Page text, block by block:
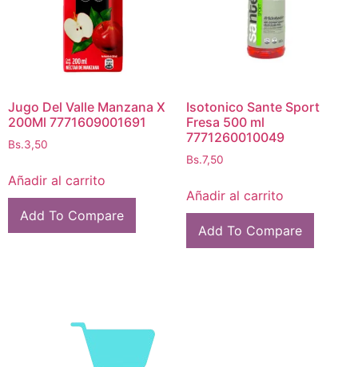
Jugo Del Valle Manzana X
200Ml 7771609001691
Bs.3,50
Añadir al carrito
Add To Compare
Isotonico Sante Sport
Fresa 500 ml
7771260010049
Bs.7,50
Añadir al carrito
Add To Compare